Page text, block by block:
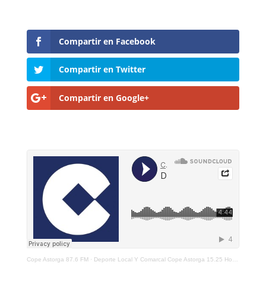
Compartir en Facebook
Compartir en Twitter
Compartir en Google+
Cope Astorga 87.6 FM· Deporte Local Y Comarcal Cope Astorga 15.25 Horas 4 De Febrero De 2021